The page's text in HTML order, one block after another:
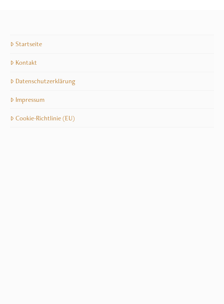
Startseite
Kontakt
Datenschutzerklärung
Impressum
Cookie-Richtlinie (EU)